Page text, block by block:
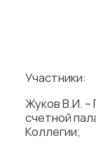
Участники:
Жуков В.И.
счетной
Коллегии;